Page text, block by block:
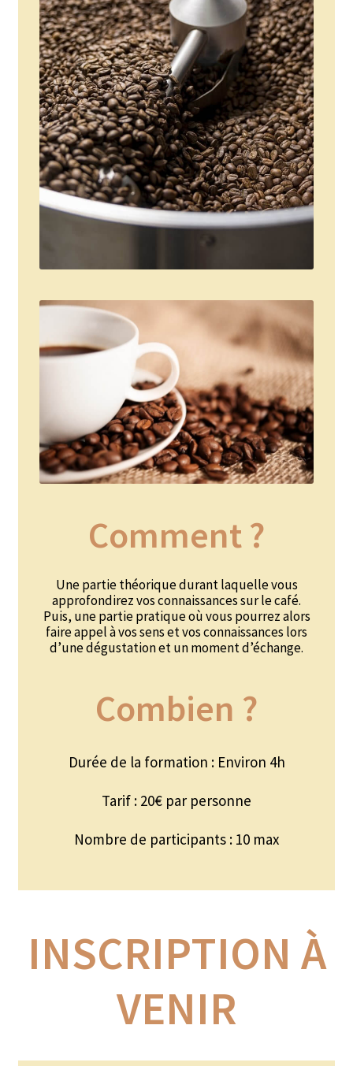
Chutneys, confits et crèmes
Coffrets à offrir
Coffrets épicés
Coffrets de gourmandises salées
Coffrets aides culinaires
Coffrets apéritifs
Thés, cafés et infusions à offrir
Coffrets infusions
Coffrets thés
Conditionnement de nos thés et infusions
Conditions générales de ventes et mentions légales
Diffuseurs de parfum
Enfants
Cadeaux de naissance
Coloriages
Jeux pour enfants
Accessoires de bain à broder
Autour de bébé à broder
Doudous à broder
Aide culinaire
Coffrets aide culinaire
Mélanges pour salade
Comment ?
Une partie théorique durant laquelle vous
approfondirez vos connaissances sur le café.
Puis, une partie pratique où vous pourrez alors
faire appel à vos sens et vos connaissances lors
d’une dégustation et un moment d’échange.
Combien ?
Durée de la formation : Environ 4h
Tarif : 20€ par personne
Nombre de participants : 10 max
INSCRIPTION À
VENIR